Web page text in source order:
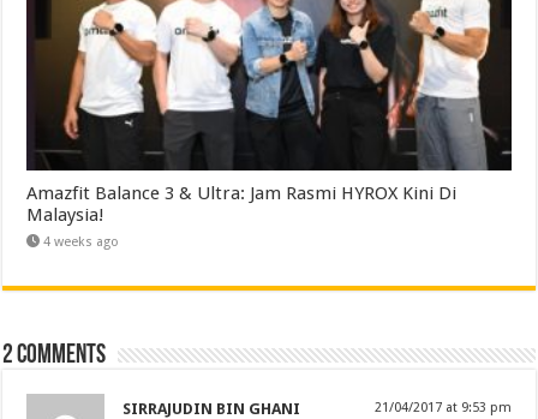
Amazfit Balance 3 & Ultra: Jam Rasmi HYROX Kini Di
Malaysia!
4 weeks ago
2 comments
SIRRAJUDIN BIN GHANI 21/04/2017 at 9:53 pm